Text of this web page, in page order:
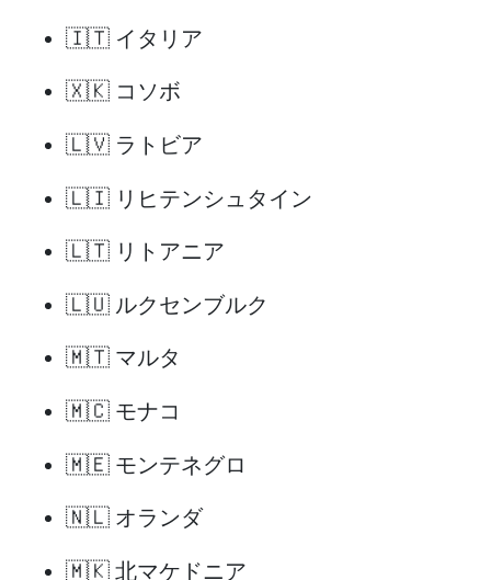
🇮🇹 イタリア
🇽🇰 コソボ
🇱🇻 ラトビア
🇱🇮 リヒテンシュタイン
🇱🇹 リトアニア
🇱🇺 ルクセンブルク
🇲🇹 マルタ
🇲🇨 モナコ
🇲🇪 モンテネグロ
🇳🇱 オランダ
🇲🇰 北マケドニア